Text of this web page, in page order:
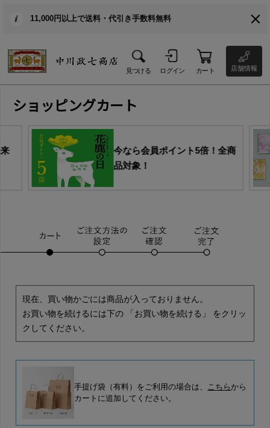
11,000円以上で送料・代引き手数料無料
見つける ログイン カート 店舗情報
ショッピングカート
今なら会員ポイント5倍！全商
品対象！
現在、買い物かごには商品が入っておりません。
お買い物を続けるには下の 「お買い物を続ける」 をクリッ
クしてください。
手提げ袋（有料）をご利用の場合は、 こちらから
カートに追加してください。